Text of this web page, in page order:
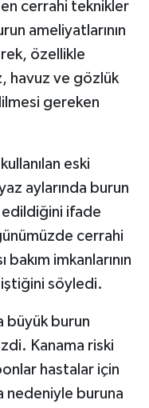
cerrahi teknikler
ameliyatlarının
özellikle
havuz ve gözlük
gereken
eski
aylarında burun
edildiğini ifade
cerrahi
imkanlarının
söyledi.
büyük burun
Kanama riski
hastalar için
nedeniyle buruna